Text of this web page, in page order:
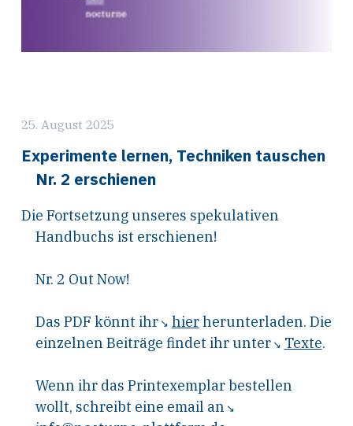
25. August 2025
Experimente lernen, Techniken tauschen
Nr. 2 erschienen
Die Fortsetzung unseres spekulativen
Handbuchs ist erschienen!
Nr. 2 Out Now!
Das PDF könnt ihr hierherunterladen. Die
einzelnen Beiträge findet ihr unter
Texte.
Wenn ihr das Printexemplar bestellen
wollt, schreibt eine email an